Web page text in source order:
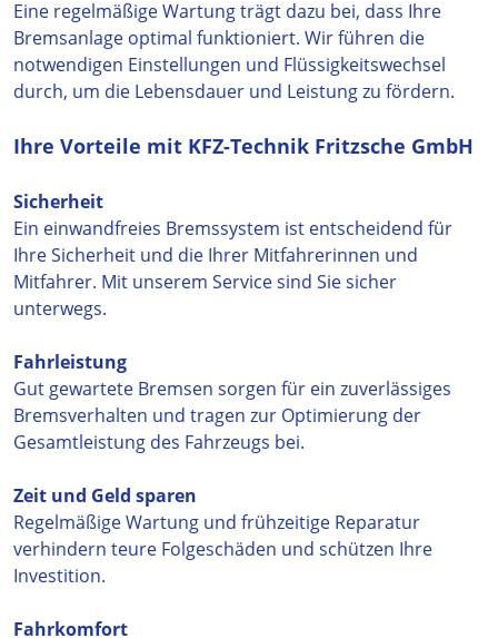
Eine regelmäßige Wartung trägt dazu bei, dass Ihre
Bremsanlage optimal funktioniert. Wir führen die
notwendigen Einstellungen und Flüssigkeitswechsel
durch, um die Lebensdauer und Leistung zu fördern.
Ihre Vorteile mit KFZ-Technik Fritzsche GmbH
Sicherheit
Ein einwandfreies Bremssystem ist entscheidend für
Ihre Sicherheit und die Ihrer Mitfahrerinnen und
Mitfahrer. Mit unserem Service sind Sie sicher
unterwegs.
Fahrleistung
Gut gewartete Bremsen sorgen für ein zuverlässiges
Bremsverhalten und tragen zur Optimierung der
Gesamtleistung des Fahrzeugs bei.
Zeit und Geld sparen
Regelmäßige Wartung und frühzeitige Reparatur
verhindern teure Folgeschäden und schützen Ihre
Investition.
Fahrkomfort